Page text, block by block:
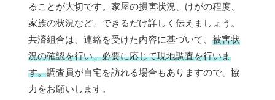
ることが大切です。家屋の損害状況、けがの程度、
家族の状況など、できるだけ詳しく伝えましょう。
共済組合は、連絡を受けた内容に基づいて、 被害状
況の確認を行い、必要に応じて現地調査を行いま
す。調査員が自宅を訪れる場合もありますので、協
力をお願いします。